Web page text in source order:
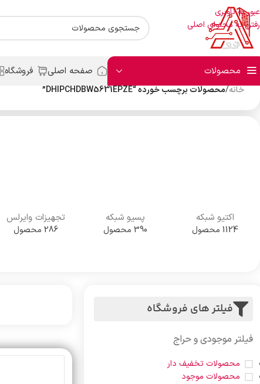
عبور به ناوبری
رفتن به محتوای اصلی
محصولات صفحه اصلی فروشگاه
خانه/محصولات برچسب خورده “DHIPCHDBW5631EPZE”
اکتیو شبکه
1124 محصول
پسیو شبکه
390 محصول
تجهیزات وایرلس
286 محصول
فیلتر های فروشگاه
فیلتر موجودی و حراج
محصولات تخفیف دار
محصولات موجود